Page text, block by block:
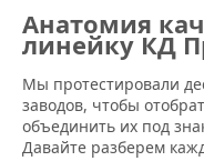
Анатомия
линейку КД
Мы протестировали
заводов, чтобы
объединить их под
Давайте разберем